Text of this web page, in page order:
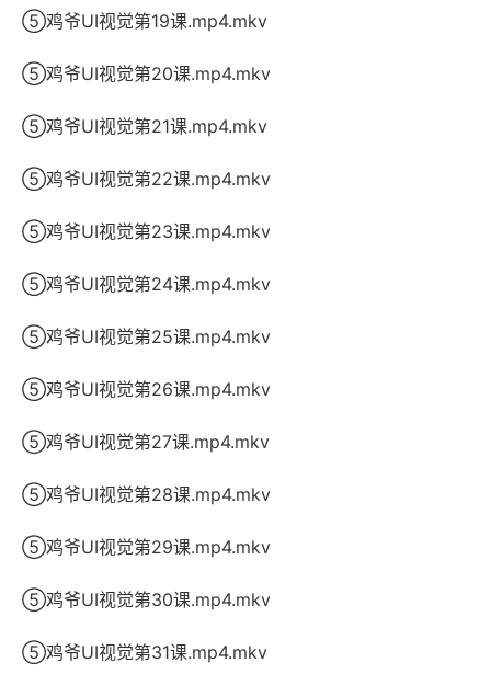
⑤鸡爷UI视觉第19课.mp4.mkv
⑤鸡爷UI视觉第20课.mp4.mkv
⑤鸡爷UI视觉第21课.mp4.mkv
⑤鸡爷UI视觉第22课.mp4.mkv
⑤鸡爷UI视觉第23课.mp4.mkv
⑤鸡爷UI视觉第24课.mp4.mkv
⑤鸡爷UI视觉第25课.mp4.mkv
⑤鸡爷UI视觉第26课.mp4.mkv
⑤鸡爷UI视觉第27课.mp4.mkv
⑤鸡爷UI视觉第28课.mp4.mkv
⑤鸡爷UI视觉第29课.mp4.mkv
⑤鸡爷UI视觉第30课.mp4.mkv
⑤鸡爷UI视觉第31课.mp4.mkv